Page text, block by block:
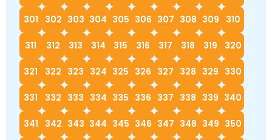
301 302 303 304 305 306 307 308 309 310
311 312 313 314 315 316 317 318 319 320
321 322 323 324 325 326 327 328 329 330
331 332 333 334 335 336 337 338 339 340
341 342 343 344 345 346 347 348 349 350